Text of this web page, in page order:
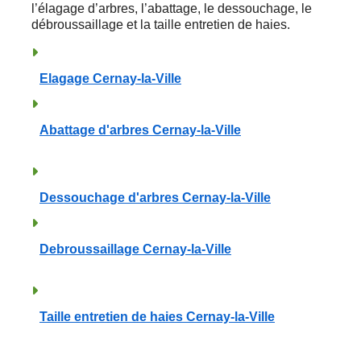
l’élagage d’arbres, l’abattage, le dessouchage, le
débroussaillage et la taille entretien de haies.
Elagage Cernay-la-Ville
Abattage d'arbres Cernay-la-Ville
Dessouchage d'arbres Cernay-la-Ville
Debroussaillage Cernay-la-Ville
Taille entretien de haies Cernay-la-Ville